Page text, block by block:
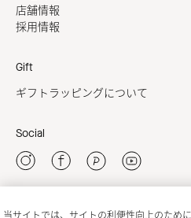
店舗情報
採用情報
Gift
ギフトラッピングについて
Social